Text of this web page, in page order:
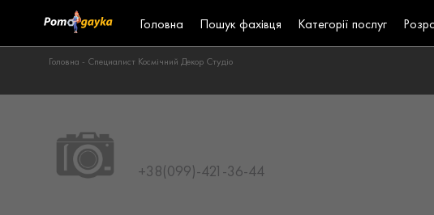
Головна Пошук фахівця Категорії послуг
Головна - Специалист Космічний Декор Студіо
+38(099)-421-36-44